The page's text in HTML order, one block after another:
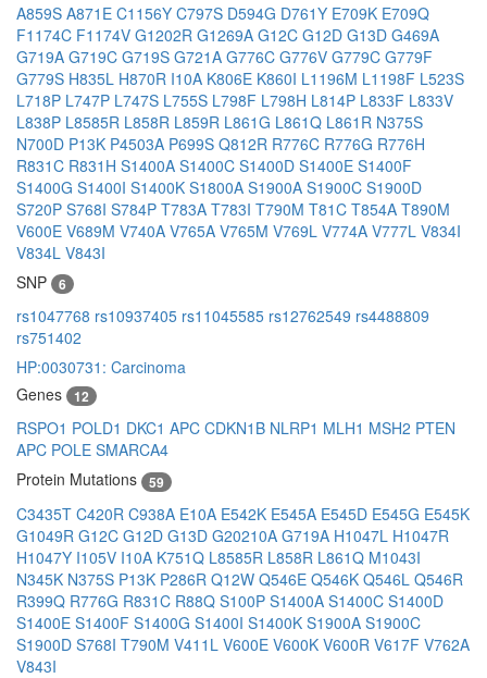
A859S A871E C1156Y C797S D594G D761Y E709K E709Q
F1174C F1174V G1202R G1269A G12C G12D G13D G469A
G719A G719C G719S G721A G776C G776V G779C G779F
G779S H835L H870R I10A K806E K860I L1196M L1198F L523S
L718P L747P L747S L755S L798F L798H L814P L833F L833V
L838P L8585R L858R L859R L861G L861Q L861R N375S
N700D P13K P4503A P699S Q812R R776C R776G R776H
R831C R831H S1400A S1400C S1400D S1400E S1400F
S1400G S1400I S1400K S1800A S1900A S1900C S1900D
S720P S768I S784P T783A T783I T790M T81C T854A T890M
V600E V689M V740A V765A V765M V769L V774A V777L V834I
V834L V843I
SNP
6
rs1047768 rs10937405 rs11045585 rs12762549 rs4488809
rs751402
HP:0030731: Carcinoma
Genes
12
RSPO1 POLD1 DKC1 APC CDKN1B NLRP1 MLH1 MSH2 PTEN
APC POLE SMARCA4
Protein Mutations
59
C3435T C420R C938A E10A E542K E545A E545D E545G E545K
G1049R G12C G12D G13D G20210A G719A H1047L H1047R
H1047Y I105V I10A K751Q L8585R L858R L861Q M1043I
N345K N375S P13K P286R Q12W Q546E Q546K Q546L Q546R
R399Q R776G R831C R88Q S100P S1400A S1400C S1400D
S1400E S1400F S1400G S1400I S1400K S1900A S1900C
S1900D S768I T790M V411L V600E V600K V600R V617F V762A
V843I